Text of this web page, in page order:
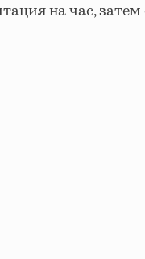
на час, затем